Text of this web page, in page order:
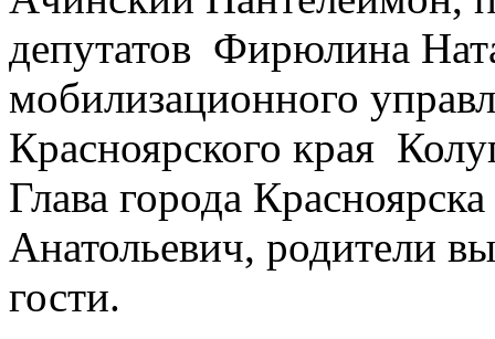
депутатов Фирюлина
мобилизационного
Красноярского края
Глава города
Анатольевич, родители
гости.